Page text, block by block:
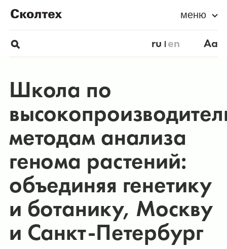
меню
ru en Aa
Школа по
методам анализа
генома растений:
объединяя генетику
и ботанику, Москву
и Санкт-Петербург